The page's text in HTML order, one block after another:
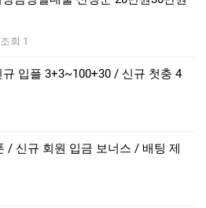
조회 1
입플 3+3~100+30 / 신규 첫충 4
/ 신규 회원 입금 보너스 / 배팅 제